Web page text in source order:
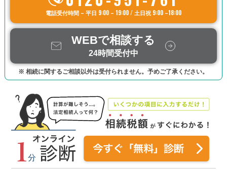
電話受付時間 – 平日 9:00 – 19:00 / 土日祝 9:00 –18:00
WEBで相談する
24時間受付中
※ 相続に関するご相談以外は受付られません。予めご了承ください。